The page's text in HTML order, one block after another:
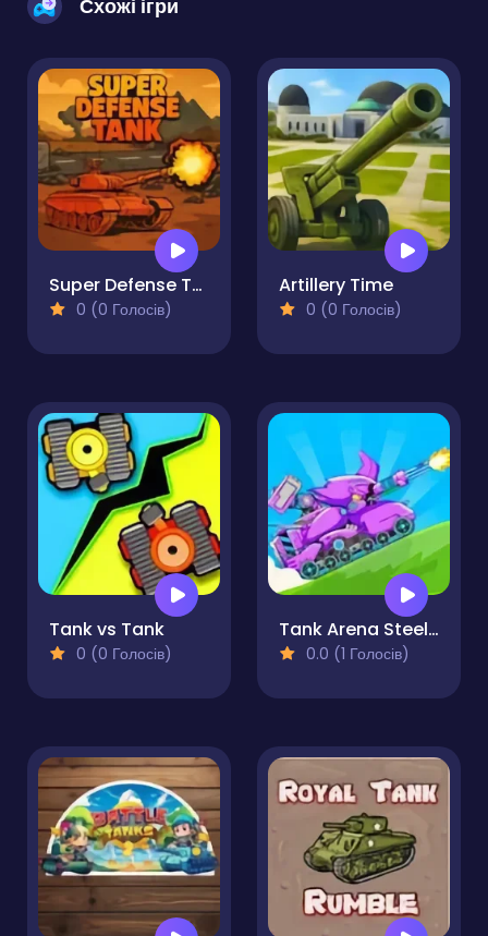
Схожі ігри
Super Defense Tank
0 (0 Голосів)
Artillery Time
0 (0 Голосів)
Tank vs Tank
0 (0 Голосів)
Tank Arena Steel Battle
0.0 (1 Голосів)